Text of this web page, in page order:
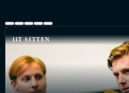
11T SITTEN